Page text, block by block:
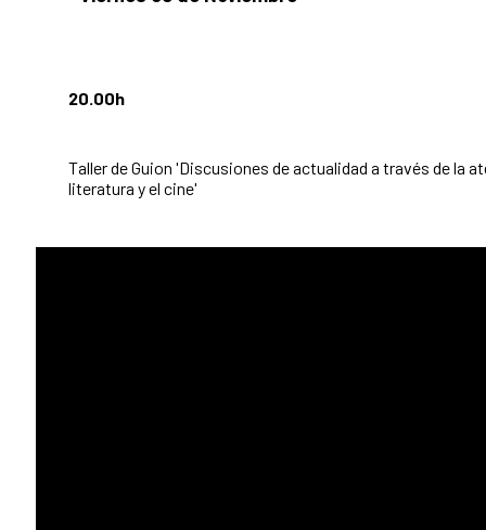
20.00h
Taller de Guion 'Discusiones de actualidad a través de la
literatura y el cine'